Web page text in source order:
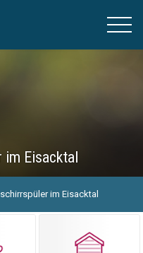
im Eisacktal
im Eisacktal